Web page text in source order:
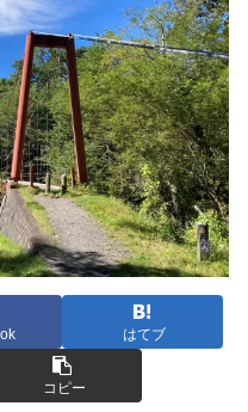
はてブ
コピー